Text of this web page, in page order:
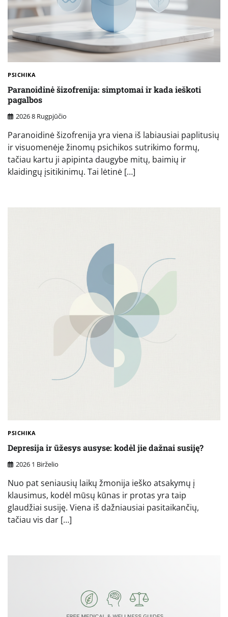
PSICHIKA
Paranoidinė šizofrenija: simptomai ir kada ieškoti
pagalbos
2026 8 Rugpjūčio
Paranoidinė šizofrenija yra viena iš labiausiai paplitusių
ir visuomenėje žinomų psichikos sutrikimo formų,
tačiau kartu ji apipinta daugybe mitų, baimių ir
klaidingų įsitikinimų. Tai lėtinė […]
PSICHIKA
Depresija ir ūžesys ausyse: kodėl jie dažnai susiję?
2026 1 Birželio
Nuo pat seniausių laikų žmonija ieško atsakymų į
klausimus, kodėl mūsų kūnas ir protas yra taip
glaudžiai susiję. Viena iš dažniausiai pasitaikančių,
tačiau vis dar […]